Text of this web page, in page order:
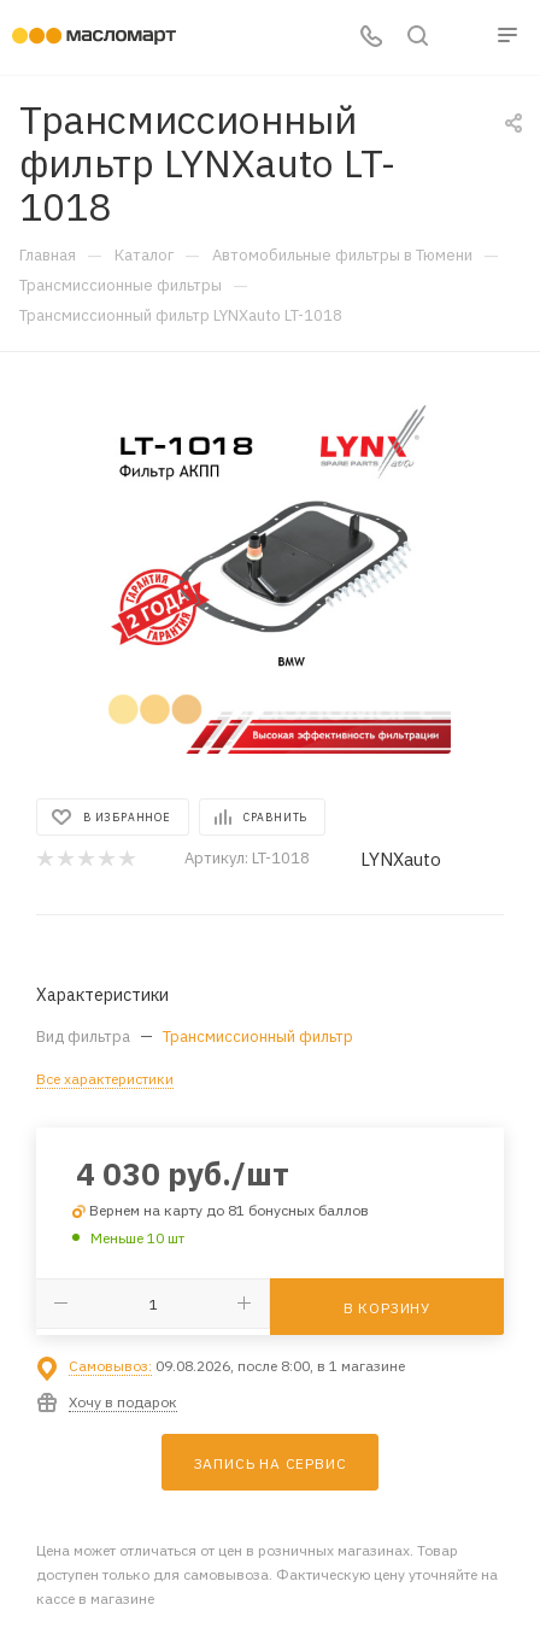
Трансмиссионный
фильтр LYNXauto LT-
1018
Главная — Каталог — Автомобильные фильтры в Тюмени —
Трансмиссионные фильтры —
Трансмиссионный фильтр LYNXauto LT-1018
В ИЗБРАННОЕ СРАВНИТЬ
Артикул: LT-1018 LYNXauto
Характеристики
Вид фильтра — Трансмиссионный фильтр
Все характеристики
4 030 руб./шт
Вернем на карту до 81 бонусных баллов
Меньше 10 шт
В КОРЗИНУ
Самовывоз: 09.08.2026, после 8:00, в 1 магазине
Хочу в подарок
ЗАПИСЬ НА СЕРВИС
Цена может отличаться от цен в розничных магазинах. Товар
доступен только для самовывоза. Фактическую цену уточняйте на
кассе в магазине